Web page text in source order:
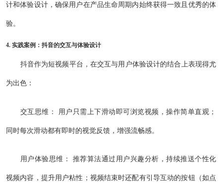
计和体验设计，确保用户在产品生命周期内始终获得一致且优秀的体
验。
4. 实践案例：抖音的交互与体验设计
抖音作为短视频平台，在交互与用户体验设计的结合上表现得尤
为出色：
交互思维： 用户只需上下滑动即可浏览视频，操作简单直观；
同时每次滑动都有即时的视觉反馈，增强流畅感。
用户体验思维： 推荐算法通过用户兴趣分析，持续推送个性化
视频内容，提升用户粘性；视频结束时还配有引导互动的按钮（如点